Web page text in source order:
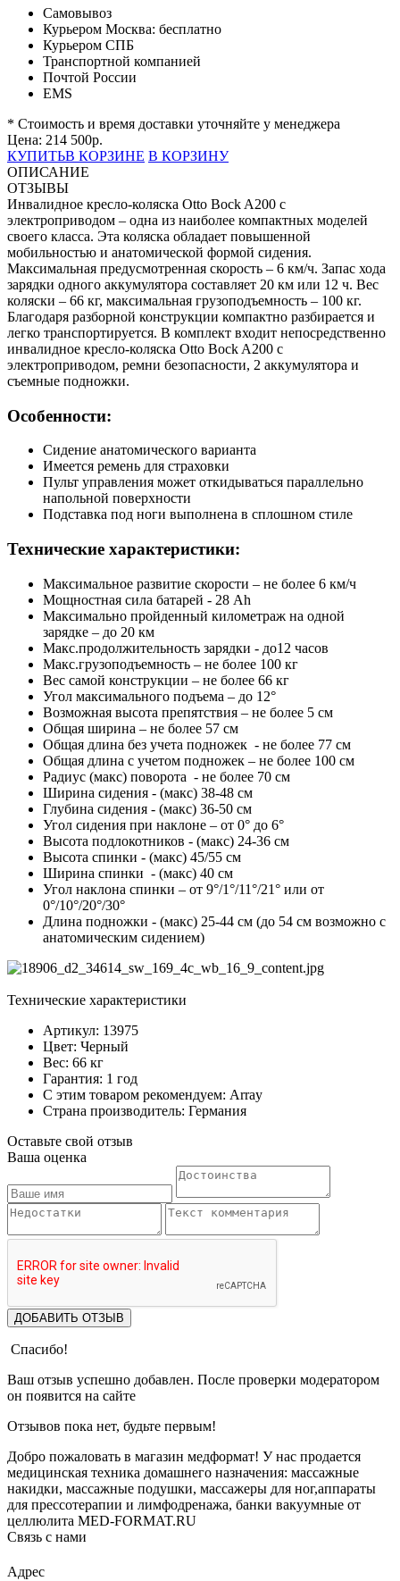
Самовывоз
Курьером Москва: бесплатно
Курьером СПБ
Транспортной компанией
Почтой России
EMS
* Стоимость и время доставки уточняйте у менеджера
Цена: 214 500р.
КУПИТЬВ КОРЗИНЕ В КОРЗИНУ
ОПИСАНИЕ
ОТЗЫВЫ
Инвалидное кресло-коляска Otto Bock A200 с
электроприводом – одна из наиболее компактных моделей
своего класса. Эта коляска обладает повышенной
мобильностью и анатомической формой сидения.
Максимальная предусмотренная скорость – 6 км/ч. Запас хода
зарядки одного аккумулятора составляет 20 км или 12 ч. Вес
коляски – 66 кг, максимальная грузоподъемность – 100 кг.
Благодаря разборной конструкции компактно разбирается и
легко транспортируется. В комплект входит непосредственно
инвалидное кресло-коляска Otto Bock A200 с
электроприводом, ремни безопасности, 2 аккумулятора и
съемные подножки.
Особенности:
Сидение анатомического варианта
Имеется ремень для страховки
Пульт управления может откидываться параллельно
напольной поверхности
Подставка под ноги выполнена в сплошном стиле
Технические характеристики:
Максимальное развитие скорости – не более 6 км/ч
Мощностная сила батарей - 28 Ah
Максимально пройденный километраж на одной
зарядке – до 20 км
Макс.продолжительность зарядки - до12 часов
Макс.грузоподъемность – не более 100 кг
Вес самой конструкции – не более 66 кг
Угол максимального подъема – до 12°
Возможная высота препятствия – не более 5 см
Общая ширина – не более 57 см
Общая длина без учета подножек - не более 77 см
Общая длина с учетом подножек – не более 100 см
Радиус (макс) поворота - не более 70 см
Ширина сидения - (макс) 38-48 см
Глубина сидения - (макс) 36-50 см
Угол сидения при наклоне – от 0° до 6°
Высота подлокотников - (макс) 24-36 см
Высота спинки - (макс) 45/55 см
Ширина спинки - (макс) 40 см
Угол наклона спинки – от 9°/1°/11°/21° или от
0°/10°/20°/30°
Длина подножки - (макс) 25-44 см (до 54 см возможно с
анатомическим сидением)
Технические характеристики
Артикул: 13975
Цвет: Черный
Вес: 66 кг
Гарантия: 1 год
С этим товаром рекомендуем: Array
Страна производитель: Германия
Оставьте свой отзыв
Ваша оценка
ДОБАВИТЬ ОТЗЫВ
Спасибо!
Ваш отзыв успешно добавлен. После проверки модератором
он появится на сайте
Отзывов пока нет, будьте первым!
Добро пожаловать в магазин медформат! У нас продается
медицинская техника домашнего назначения: массажные
накидки, массажные подушки, массажеры для ног,аппараты
для прессотерапии и лимфодренажа, банки вакуумные от
целлюлита MED-FORMAT.RU
Связь с нами
Адрес